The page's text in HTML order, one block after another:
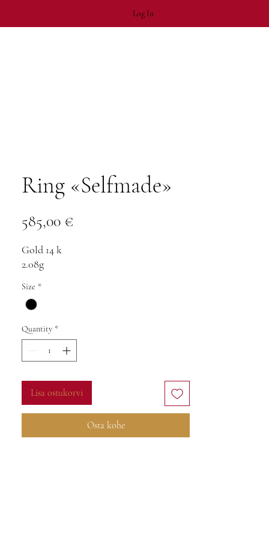
Log In
Ring «Selfmade»
585,00 €
Gold 14 k
2.08g
Size *
Quantity *
Lisa ostukorvi
Osta kohe